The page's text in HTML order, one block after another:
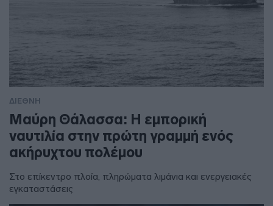
ΔΙΕΘΝΗ
Μαύρη Θάλασσα: Η εμπορική
ναυτιλία στην πρώτη γραμμή ενός
ακήρυχτου πολέμου
Στο επίκεντρο πλοία, πληρώματα λιμάνια και ενεργειακές
εγκαταστάσεις